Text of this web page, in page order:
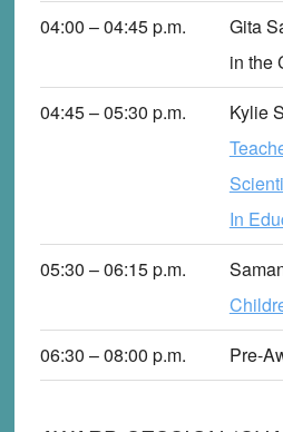
04:00 – 04:45p.m. Gita
in the
04:45 – 05:30 p.m. Kylie
In
05:30 – 06:15p.m.
06:30 – 08:00 p.m. Pre-